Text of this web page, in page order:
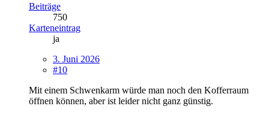
Beiträge
750
Karteneintrag
ja
3. Juni 2026
#10
Mit einem Schwenkarm würde man noch den Kofferraum
öffnen können, aber ist leider nicht ganz günstig.